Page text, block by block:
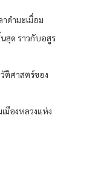
ดำมะเมื่อม
สุด ราวกับอสูร
ติศาสตร์ของ
มืองหลวงแห่ง